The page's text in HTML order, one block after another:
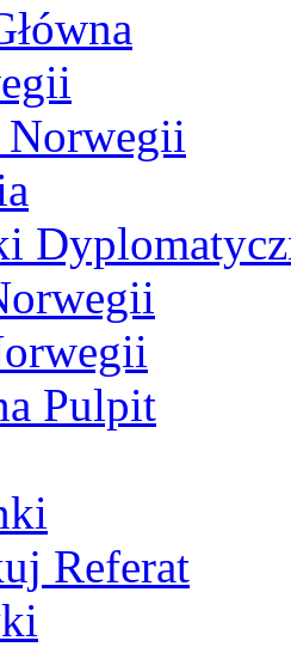
Norwegii
Pulpit
Referat